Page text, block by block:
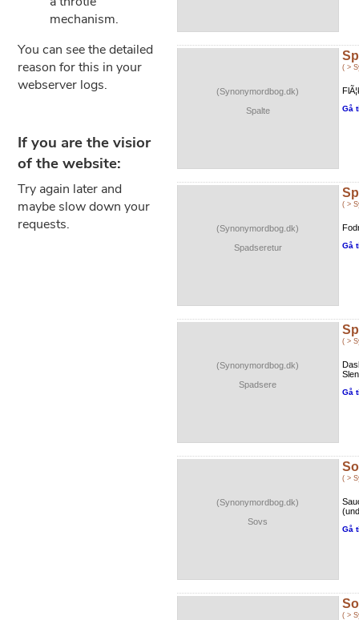
(Synonymordbog.dk)
Spalte
( >
Gå
(Synonymordbog.dk)
Spadseretur
( >
Gå
(Synonymordbog.dk)
Spadsere
( >
Gå
(Synonymordbog.dk)
Sovs
( >
Gå
( >